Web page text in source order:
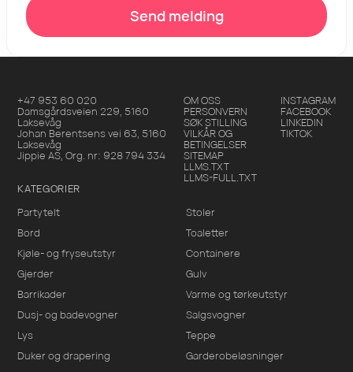
Send melding
+47 953 60 020
Damsgårdsveien 229,5160
Laksevåg
Johan Berentsens vei 63,5160
Laksevåg
Jippie AS, Org. nr: 928 794 334
OM OSS
PERSONVERN
SØK STILLING
VILKÅR OG
BETINGELSER
SITEMAP
LLMS.TXT
LLMS-FULL.TXT
INSTAGRAM
FACEBOOK
LINKEDIN
TIKTOK
KATEGORIER
Partytelt
Stoler
Bord
Toaletter
Kjøle- og fryseutstyr
Containere
Gjerder
Gulv
Barrikader
Varme og tørkeutstyr
Dusj- og badevogner
Salgsvogner
Lys
Teppe
Duker og drapering
Garderobeløsninger